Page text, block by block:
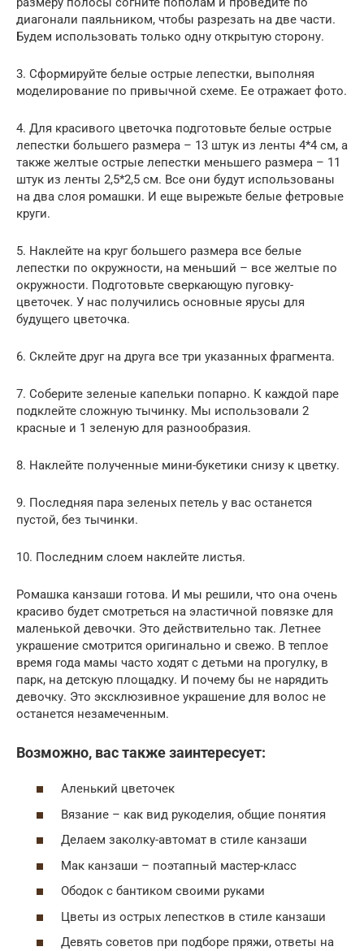
диагонали паяльником, чтобы разрезать на две части.
Будем использовать только одну открытую сторону.
3. Сформируйте белые острые лепестки, выполняя
моделирование по привычной схеме. Ее отражает фото.
4. Для красивого цветочка подготовьте белые острые
лепестки большего размера – 13 штук из ленты 4*4 см, а
также желтые острые лепестки меньшего размера – 11
штук из ленты 2,5*2,5 см. Все они будут использованы
на два слоя ромашки. И еще вырежьте белые фетровые
круги.
5. Наклейте на круг большего размера все белые
лепестки по окружности, на меньший – все желтые по
окружности. Подготовьте сверкающую пуговку-
цветочек. У нас получились основные ярусы для
будущего цветочка.
6. Склейте друг на друга все три указанных фрагмента.
7. Соберите зеленые капельки попарно. К каждой паре
подклейте сложную тычинку. Мы использовали 2
красные и 1 зеленую для разнообразия.
8. Наклейте полученные мини-букетики снизу к цветку.
9. Последняя пара зеленых петель у вас останется
пустой, без тычинки.
10. Последним слоем наклейте листья.
Ромашка канзаши готова. И мы решили, что она очень
красиво будет смотреться на эластичной повязке для
маленькой девочки. Это действительно так. Летнее
украшение смотрится оригинально и свежо. В теплое
время года мамы часто ходят с детьми на прогулку, в
парк, на детскую площадку. И почему бы не нарядить
девочку. Это эксклюзивное украшение для волос не
останется незамеченным.
Возможно, вас также заинтересует:
Аленький цветочек
Вязание – как вид рукоделия, общие понятия
Делаем заколку-автомат в стиле канзаши
Мак канзаши – поэтапный мастер-класс
Ободок с бантиком своими руками
Цветы из острых лепестков в стиле канзаши
Девять cоветов при подборе пряжи, ответы на